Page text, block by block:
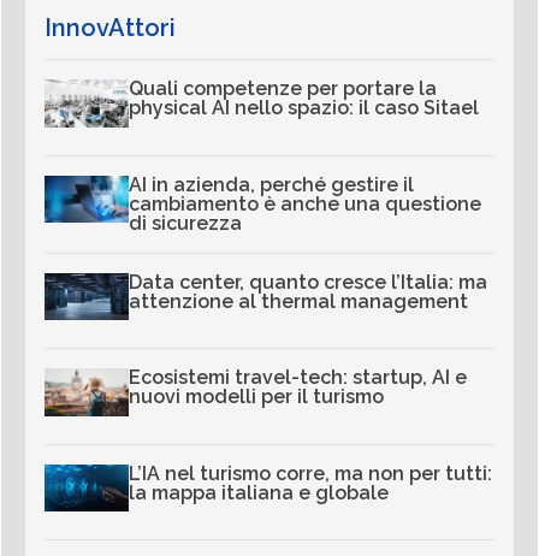
InnovAttori
Quali competenze per portare la
physical AI nello spazio: il caso Sitael
AI in azienda, perché gestire il
cambiamento è anche una questione
di sicurezza
Data center, quanto cresce l’Italia: ma
attenzione al thermal management
Ecosistemi travel-tech: startup, AI e
nuovi modelli per il turismo
L’IA nel turismo corre, ma non per tutti:
la mappa italiana e globale